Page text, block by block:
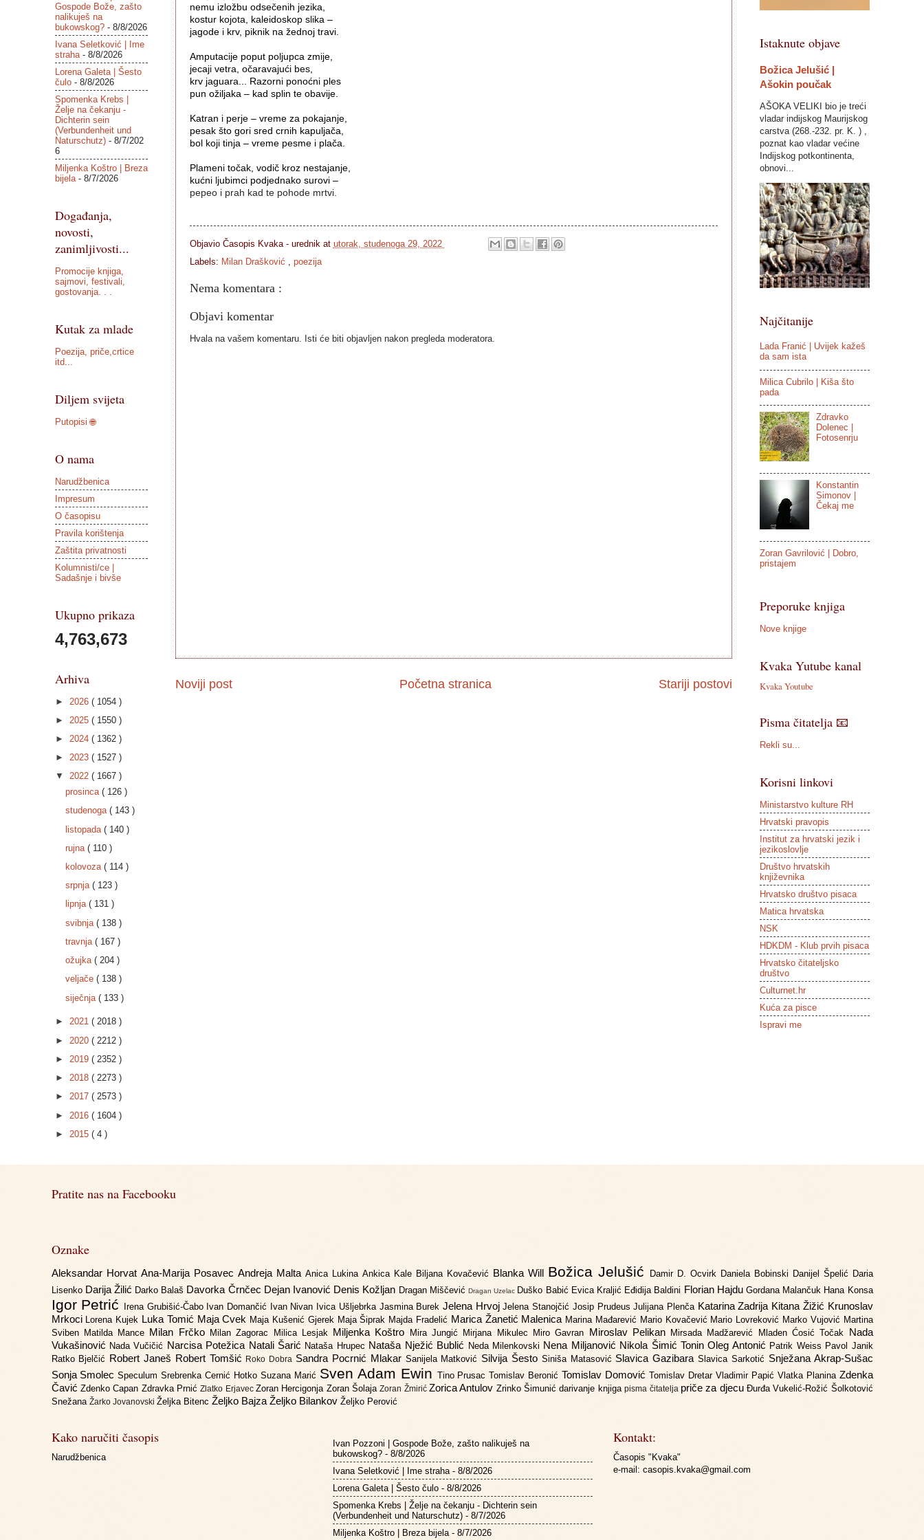
nemu izložbu odsečenih jezika,
kostur kojota, kaleidoskop slika –
jagode i krv, piknik na žednoj travi.
Amputacije poput poljupca zmije,
jecaji vetra, očaravajući bes,
krv jaguara... Razorni ponoćni ples
pun ožiljaka – kad splin te obavije.
Katran i perje – vreme za pokajanje,
pesak što gori sred crnih kapuljača,
bol koji tinja – vreme pesme i plača.
Plameni točak, vodič kroz nestajanje,
kućni ljubimci podjednako surovi –
pepeo i prah kad te pohode mrtvi.
Objavio Časopis Kvaka - urednik at utorak, studenoga 29, 2022
Labels: Milan Drašković , poezija
Nema komentara :
Objavi komentar
Hvala na vašem komentaru. Isti će biti objavljen nakon pregleda moderatora.
Noviji post Stariji postovi
Početna stranica
Gospode Bože, zašto
nalikuješ na
bukowskog?- 8/8/2026
Ivana Seletković | Ime
straha- 8/8/2026
Lorena Galeta | Šesto
čulo- 8/8/2026
Spomenka Krebs |
Želje na čekanju -
Dichterin sein
(Verbundenheit und
Naturschutz)- 8/7/202
6
Miljenka Koštro | Breza
bijela- 8/7/2026
Događanja,
novosti,
zanimljivosti...
Promocije knjiga,
sajmovi, festivali,
gostovanja. . .
Kutak za mlade
Poezija, priče,crtice
itd...
Diljem svijeta
Putopisi 🌐
O nama
Narudžbenica
Impresum
O časopisu
Pravila korištenja
Zaštita privatnosti
Kolumnisti/ce |
Sadašnje i bivše
Ukupno prikaza
4,763,673
Arhiva
► 2026 ( 1054 )
► 2025 ( 1550 )
► 2024 ( 1362 )
► 2023 ( 1527 )
▼ 2022 ( 1667 )
prosinca ( 126 )
studenoga ( 143 )
listopada ( 140 )
rujna ( 110 )
kolovoza ( 114 )
srpnja ( 123 )
lipnja ( 131 )
svibnja ( 138 )
travnja ( 167 )
ožujka ( 204 )
veljače ( 138 )
siječnja ( 133 )
► 2021 ( 2018 )
► 2020 ( 2212 )
► 2019 ( 2352 )
► 2018 ( 2273 )
► 2017 ( 2573 )
► 2016 ( 1604 )
► 2015 ( 4 )
Istaknute objave
Božica Jelušić |
Ašokin poučak
AŠOKA VELIKI bio je treći
vladar indijskog Maurijskog
carstva (268.-232. pr. K. ) ,
poznat kao vladar većine
Indijskog potkontinenta,
obnovi...
Najčitanije
Lada Franić | Uvijek kažeš
da sam ista
Milica Cubrilo | Kiša što
pada
Zdravko
Dolenec |
Fotosenrju
Konstantin
Simonov |
Čekaj me
Zoran Gavrilović | Dobro,
pristajem
Preporuke knjiga
Nove knjige
Kvaka Yutube kanal
Kvaka Youtube
Pisma čitatelja 📧
Rekli su...
Korisni linkovi
Ministarstvo kulture RH
Hrvatski pravopis
Institut za hrvatski jezik i
jezikoslovlje
Društvo hrvatskih
književnika
Hrvatsko društvo pisaca
Matica hrvatska
NSK
HDKDM - Klub prvih pisaca
Hrvatsko čitateljsko
društvo
Culturnet.hr
Kuća za pisce
Ispravi me
Pratite nas na Facebooku
Oznake
Aleksandar Horvat Ana-Marija Posavec Andreja Malta Anica Lukina Ankica Kale Biljana Kovačević Blanka Will Božica Jelušić Damir D. Ocvirk Daniela Bobinski Danijel Špelić Daria
Lisenko Darija Žilić Darko Balaš Davorka Črnčec Dejan Ivanović Denis Kožljan Dragan MiščevićDragan Uzelac Duško Babić Evica Kraljić Eđidija Baldini Florian Hajdu Gordana Malančuk Hana Konsa
Igor Petrić Irena Grubišić-Čabo Ivan Domančić Ivan Nivan Ivica Ušljebrka Jasmina BurekJelena HrvojJelena Stanojčić Josip PrudeusJulijana Plenča Katarina Zadrija Kitana Žižić Krunoslav
Mrkoci Lorena Kujek Luka Tomić Maja Cvek Maja Kušenić Gjerek Maja Šiprak Majda Fradelić Marica Žanetić Malenica Marina Mađarević Mario Kovačević Mario Lovreković Marko Vujović Martina
Sviben Matilda Mance Milan Frčko Milan Zagorac Milica Lesjak Miljenka Koštro Mira Jungić Mirjana Mikulec Miro Gavran Miroslav Pelikan Mirsada Madžarević Mladen Ćosić Točak
Nada
Vukašinović Nada Vučičić Narcisa Potežica Natali Šarić Nataša Hrupec Nataša Nježić Bublić Neda Milenkovski Nena Miljanović Nikola Šimić ToninOleg Antonić Patrik Weiss Pavol Janik
Ratko Bjelčić Robert Janeš Robert Tomšić Roko Dobra Sandra Pocrnić Mlakar Sanijela Matković Silvija Šesto Siniša Matasović Slavica GazibaraSlavica Sarkotić Snježana Akrap-Sušac
Sonja SmolecSpeculumSrebrenka Cernić Hotko Suzana Marić Sven Adam Ewin Tino PrusacTomislav Beronić Tomislav DomovićTomislav Dretar Vladimir Papić Vlatka Planina Zdenka
Čavić Zdenko Capan Zdravka PrnićZlatko Erjavec Zoran Hercigonja Zoran ŠolajaZoran ŽmirićZorica Antulov Zrinko Šimunićdarivanje knjigapisma čitatelja priče za djecu Đurđa Vukelić-Rožić Šolkotović
Snežana Žarko Jovanovski Željka Bitenc Željko BajzaŽeljko Bilankov Željko Perović
Kako naručiti časopis
Narudžbenica
Ivan Pozzoni | Gospode Bože, zašto nalikuješ na
bukowskog?- 8/8/2026
Ivana Seletković | Ime straha- 8/8/2026
Lorena Galeta | Šesto čulo- 8/8/2026
Spomenka Krebs | Želje na čekanju - Dichterin sein
(Verbundenheit und Naturschutz)- 8/7/2026
Miljenka Koštro | Breza bijela- 8/7/2026
Kontakt:
Časopis "Kvaka"
e-mail: casopis.kvaka@gmail.com